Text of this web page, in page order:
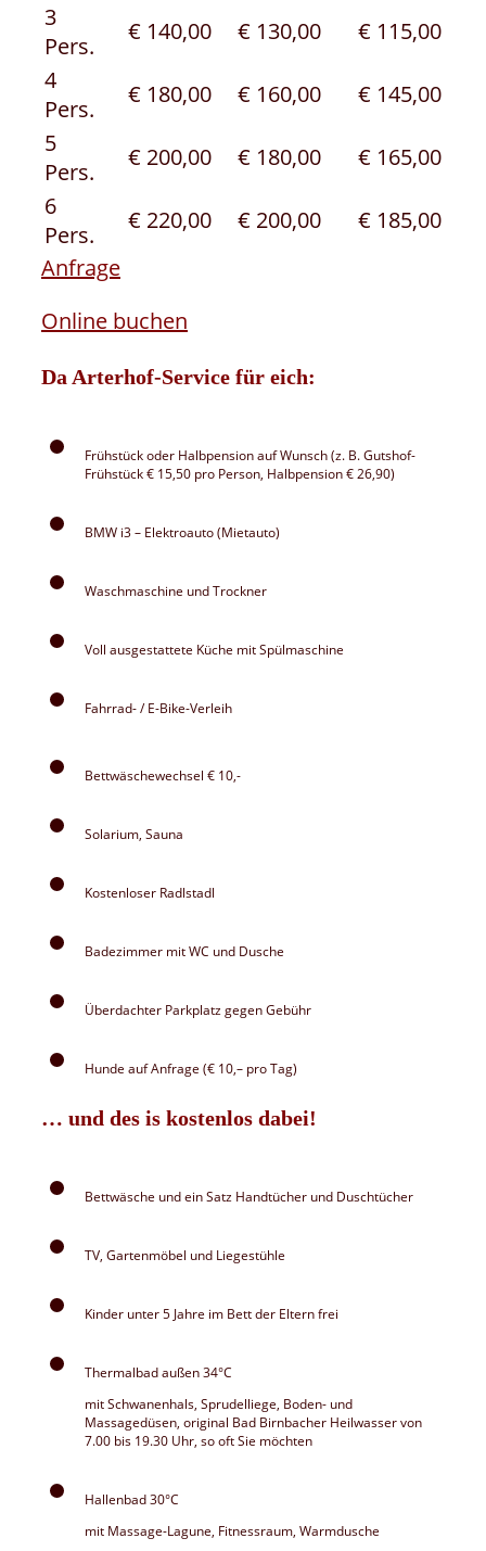
3
Pers.
€ 140,00 € 130,00
€ 115,00
4
Pers.
€ 180,00 € 160,00
€ 145,00
5
Pers.
€ 200,00 € 180,00
€ 165,00
6
Pers.
€ 220,00 € 200,00
€ 185,00
Anfrage
Online buchen
Da Arterhof-Service für eich:
Frühstück oder Halbpension auf Wunsch (z. B. Gutshof-
Frühstück € 15,50 pro Person, Halbpension € 26,90)
BMW i3 – Elektroauto (Mietauto)
Waschmaschine und Trockner
Voll ausgestattete Küche mit Spülmaschine
Fahrrad- / E-Bike-Verleih
Bettwäschewechsel € 10,-
Solarium, Sauna
Kostenloser Radlstadl
Badezimmer mit WC und Dusche
Überdachter Parkplatz gegen Gebühr
Hunde auf Anfrage (€ 10,– pro Tag)
… und des is kostenlos dabei!
Bettwäsche und ein Satz Handtücher und Duschtücher
TV, Gartenmöbel und Liegestühle
Kinder unter 5 Jahre im Bett der Eltern frei
Thermalbad außen 34°C
mit Schwanenhals, Sprudelliege, Boden- und
Massagedüsen, original Bad Birnbacher Heilwasser von
7.00 bis 19.30 Uhr, so oft Sie möchten
Hallenbad 30°C
mit Massage-Lagune, Fitnessraum, Warmdusche